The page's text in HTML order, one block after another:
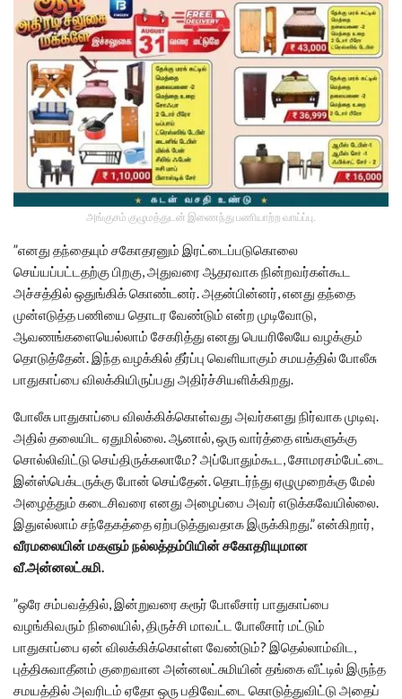
அங்குசம் குழுமத்துடன் இணைந்து பணியாற்ற வாய்ப்பு.
”எனது தந்தையும் சகோதரனும் இரட்டைப்படுகொலை
செய்யப்பட்டதற்கு பிறகு, அதுவரை ஆதரவாக நின்றவர்கள்கூட
அச்சத்தில் ஒதுங்கிக் கொண்டனர். அதன்பின்னர், எனது தந்தை
முன்எடுத்த பணியை தொடர வேண்டும் என்ற முடிவோடு,
ஆவணங்களையெல்லாம் சேகரித்து எனது பெயரிலேயே வழக்கும்
தொடுத்தேன். இந்த வழக்கில் தீர்ப்பு வெளியாகும் சமயத்தில் போலீசு
பாதுகாப்பை விலக்கியிருப்பது அதிர்ச்சியளிக்கிறது.
போலீசு பாதுகாப்பை விலக்கிக்கொள்வது அவர்களது நிர்வாக முடிவு.
அதில் தலையிட ஏதுமில்லை. ஆனால், ஒரு வார்த்தை எங்களுக்கு
சொல்லிவிட்டு செய்திருக்கலாமே? அப்போதும்கூட, சோமரசம்பேட்டை
இன்ஸ்பெக்டருக்கு போன் செய்தேன். தொடர்ந்து ஏழுமுறைக்கு மேல்
அழைத்தும் கடைசிவரை எனது அழைப்பை அவர் எடுக்கவேயில்லை.
இதுஎல்லாம் சந்தேகத்தை ஏற்படுத்துவதாக இருக்கிறது.” என்கிறார்,
வீரமலையின் மகளும் நல்லத்தம்பியின் சகோதரியுமான
வீ.அன்னலட்சுமி.
”ஒரே சம்பவத்தில், இன்றுவரை கரூர் போலீசார் பாதுகாப்பை
வழங்கிவரும் நிலையில், திருச்சி மாவட்ட போலீசார் மட்டும்
பாதுகாப்பை ஏன் விலக்கிக்கொள்ள வேண்டும்? இதெல்லாம்விட,
புத்திசுவாதீனம் குறைவான அன்னலட்சுமியின் தங்கை வீட்டில் இருந்த
சமயத்தில் அவரிடம் ஏதோ ஒரு பதிவேட்டை கொடுத்துவிட்டு அதைப்